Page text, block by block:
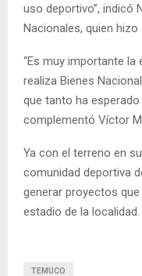
uso deportivo”, indicó
Nacionales, quien
“Es muy importante
realiza Bienes
que tanto ha esperado
complementó Víctor
Ya con el terreno en
comunidad deportiva
generar proyectos
estadio de la localidad.
TEMUCO